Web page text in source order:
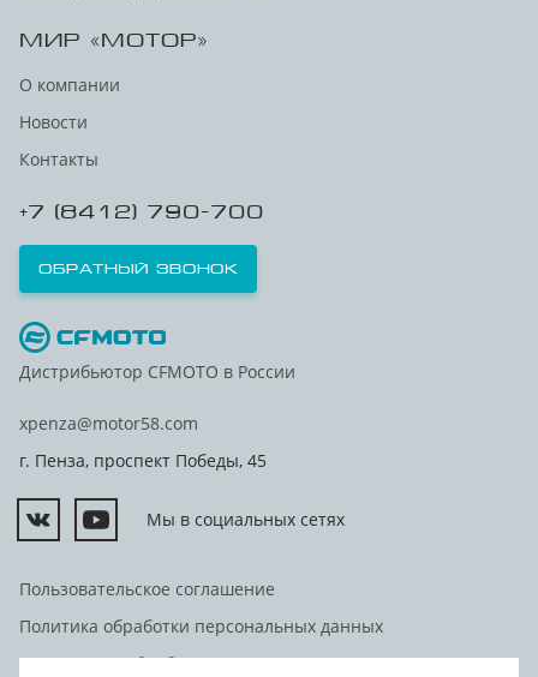
МИР «МОТОР»
О компании
Новости
Контакты
+7 (8412) 790-700
Обратный звонок
Дистрибьютор CFMOTO в России
xpenza@motor58.com
г. Пенза, проспект Победы, 45
Мы в социальных сетях
Пользовательское соглашение
Политика обработки персональных данных
Согласие на обработку персональных данных